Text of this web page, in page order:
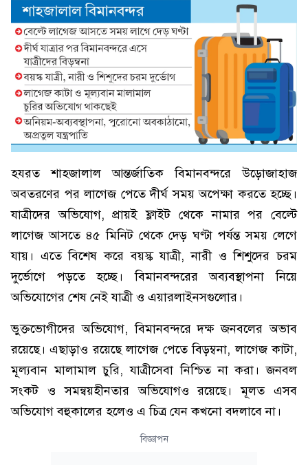
হযরত শাহজালাল আন্তর্জাতিক বিমানবন্দরে উড়োজাহাজ
অবতরণের পর লাগেজ পেতে দীর্ঘ সময় অপেক্ষা করতে হচ্ছে।
যাত্রীদের অভিযোগ, প্রায়ই ফ্লাইট থেকে নামার পর বেল্টে
লাগেজ আসতে ৪৫ মিনিট থেকে দেড় ঘণ্টা পর্যন্ত সময় লেগে
যায়। এতে বিশেষ করে বয়স্ক যাত্রী, নারী ও শিশুদের চরম
দুর্ভোগে পড়তে হচ্ছে। বিমানবন্দরের অব্যবস্থাপনা নিয়ে
অভিযোগের শেষ নেই যাত্রী ও এয়ারলাইনসগুলোর।
ভুক্তভোগীদের অভিযোগ, বিমানবন্দরে দক্ষ জনবলের অভাব
রয়েছে। এছাড়াও রয়েছে লাগেজ পেতে বিড়ম্বনা, লাগেজ কাটা,
মূল্যবান মালামাল চুরি, যাত্রীসেবা নিশ্চিত না করা। জনবল
সংকট ও সমন্বয়হীনতার অভিযোগও রয়েছে। মূলত এসব
অভিযোগ বহুকালের হলেও এ চিত্র যেন কখনো বদলাবে না।
বিজ্ঞাপন